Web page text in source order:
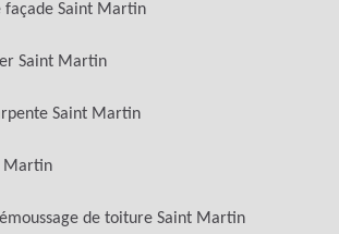
façade Saint Martin
Saint Martin
Saint Martin
Martin
de toiture Saint Martin